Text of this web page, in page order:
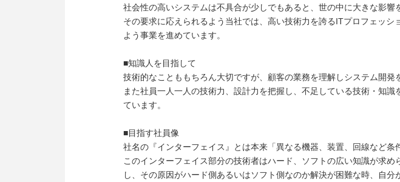
社会性の高いシステムは不具合が少しでもあると、世の中に大きな影響
その要求に応えられるよう当社では、高い技術力を誇るITプロフェッ
よう事業を進めています。
■知識人を目指して
技術的なことももちろん大切ですが、顧客の業務を理解しシステム開発
また社員一人一人の技術力、設計力を把握し、不足している技術・知
ています。
■目指す社員像
社名の『インターフェイス』とは本来「異なる機器、装置、回線など条
このインターフェイス部分の技術者はハード、ソフトの広い知識が求
し、その原因がハード側あるいはソフト側なのか解決が困難な時、自